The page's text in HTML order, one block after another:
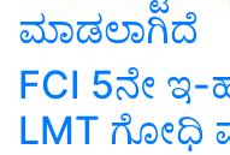
ಮಾಡಲಾಗಿದೆ
FCI 5ನೇ ಇ-
LMT ಗೋಧಿ